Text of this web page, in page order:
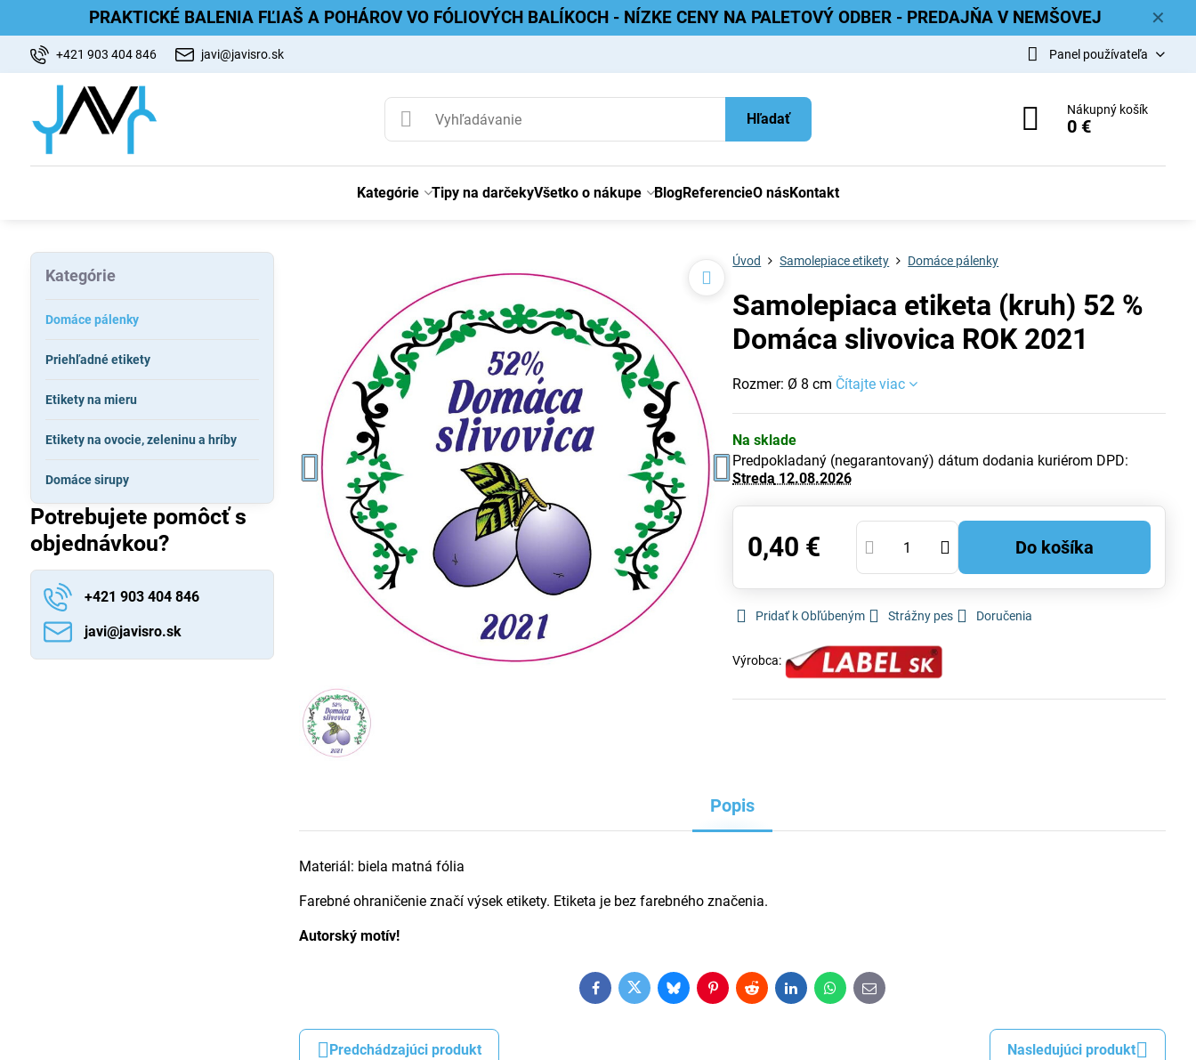
✕
PRAKTICKÉ BALENIA FĽIAŠ A POHÁROV VO FÓLIOVÝCH BALÍKOCH - NÍZKE CENY NA PALETOVÝ ODBER - PREDAJŇA V NEMŠOVEJ
+421 903 404 846 javi@javisro.sk Panel používateľa
Hľadať
Nákupný košík
0 €
Kategórie Tipy na darčekyVšetko o nákupe BlogReferencieO násKontakt
Úvod Samolepiace etikety Domáce pálenky
Samolepiaca etiketa (kruh) 52 %
Domáca slivovica ROK 2021
Rozmer: Ø 8 cm Čítajte viac
Na sklade
Predpokladaný (negarantovaný) dátum dodania kuriérom DPD:
Streda 12.08.2026
0,40 € Do košíka
Pridať k Obľúbeným Strážny pes Doručenia
Výrobca:
Popis
Materiál: biela matná fólia
Farebné ohraničenie značí výsek etikety. Etiketa je bez farebného značenia.
Autorský motív!
FacebookTwitterBlueskyPinterestRedditLinkedInWhatsApp
E-
mail
Predchádzajúci produkt Nasledujúci produkt
Kategórie
Domáce pálenky
Priehľadné etikety
Etikety na mieru
Etikety na ovocie, zeleninu a hríby
Domáce sirupy
Potrebujete pomôcť s
objednávkou?
+421 903 404 846
javi​@javisro​.sk